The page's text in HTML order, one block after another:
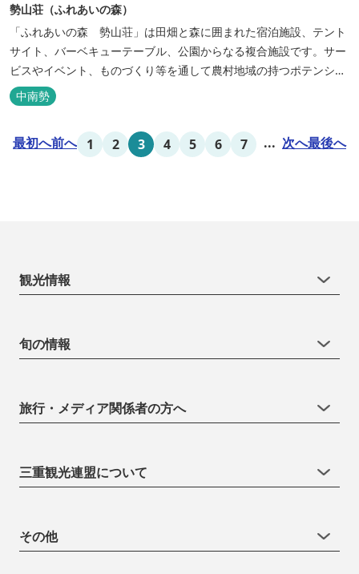
勢山荘（ふれあいの森）
「ふれあいの森 勢山荘」は田畑と森に囲まれた宿泊施設、テント
サイト、バーベキューテーブル、公園からなる複合施設です。サー
ビスやイベント、ものづくり等を通して農村地域の持つポテンシャ
ルを発信しています。 めだかやタガメなど水生生物が生息し、初夏
にはホタルが飛び交う「メダカ池」や、約９０００本のあじさいが
い田舎にタイムスリップしてみま...
中南勢
最初へ前へ 1 2 3 4 5 6 7 ... 次へ最後へ
観光情報
旬の情報
旅行・メディア関係者の方へ
三重観光連盟について
その他